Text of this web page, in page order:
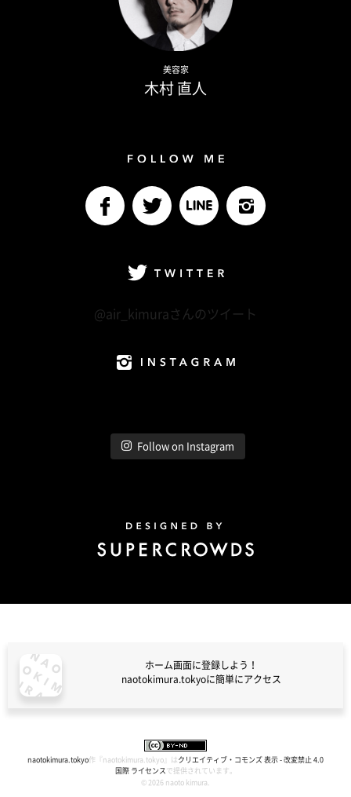
美容家
木村 直人
@air_kimuraさんのツイート
Follow on Instagram
ホーム画面に登録しよう！
naotokimura.tokyoに簡単にアクセス
naotokimura.tokyo作『 naotokimura.tokyo 』は クリエイティブ・コモンズ 表示 - 改変禁止 4.0
国際 ライセンス で提供されています。
© 2026 naoto kimura.